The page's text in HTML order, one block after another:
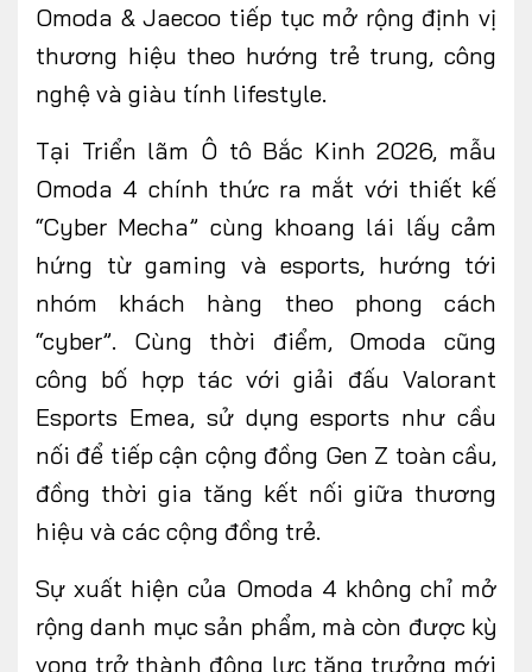
Omoda & Jaecoo tiếp tục mở rộng định vị
thương hiệu theo hướng trẻ trung, công
nghệ và giàu tính lifestyle.
Tại Triển lãm Ô tô Bắc Kinh 2026, mẫu
Omoda 4 chính thức ra mắt với thiết kế
“Cyber Mecha” cùng khoang lái lấy cảm
hứng từ gaming và esports, hướng tới
nhóm khách hàng theo phong cách
“cyber”. Cùng thời điểm, Omoda cũng
công bố hợp tác với giải đấu Valorant
Esports Emea, sử dụng esports như cầu
nối để tiếp cận cộng đồng Gen Z toàn cầu,
đồng thời gia tăng kết nối giữa thương
hiệu và các cộng đồng trẻ.
Sự xuất hiện của Omoda 4 không chỉ mở
rộng danh mục sản phẩm, mà còn được kỳ
vọng trở thành động lực tăng trưởng mới